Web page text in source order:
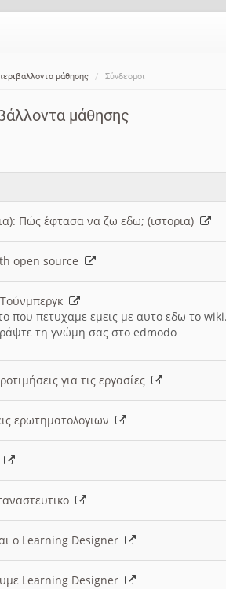
μάθησης Σύνδεσμοι
μάθησης
Πώς έφτασα να ζω εδω; (ιστορια)
open source
Τούνμπεργκ
που πετυχαμε εμεις με αυτο εδω το
τη γνώμη σας στο edmodo
για τις εργασίες
ερωτηματολογιων
ο Learning Designer
Learning Designer